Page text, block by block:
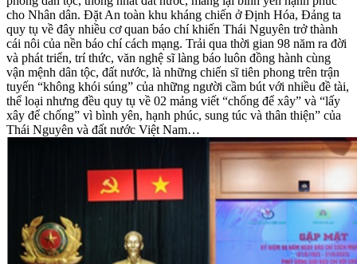
cho Nhân dân. Đặt An toàn khu kháng chiến ở Định Hóa, Đảng ta
quy tụ về đây nhiều cơ quan báo chí khiến Thái Nguyên trở thành
cái nôi của nền báo chí cách mạng. Trải qua thời gian 98 năm ra đời
và phát triển, trí thức, văn nghệ sĩ làng báo luôn đồng hành cùng
vận mệnh dân tộc, đất nước, là những chiến sĩ tiên phong trên trận
tuyến “không khói súng” của những người cầm bút với nhiều đề tài,
thể loại nhưng đều quy tụ về 02 mảng viết “chống để xây” và “lấy
xây để chống” vì bình yên, hạnh phúc, sung túc và thân thiện” của
Thái Nguyên và đất nước Việt Nam…